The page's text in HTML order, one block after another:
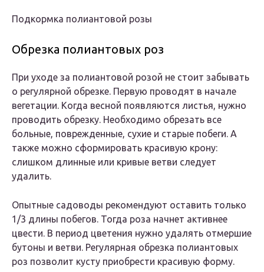
Подкормка полиантовой розы
Обрезка полиантовых роз
При уходе за полиантовой розой не стоит забывать
о регулярной обрезке. Первую проводят в начале
вегетации. Когда весной появляются листья, нужно
проводить обрезку. Необходимо обрезать все
больные, поврежденные, сухие и старые побеги. А
также можно сформировать красивую крону:
слишком длинные или кривые ветви следует
удалить.
Опытные садоводы рекомендуют оставить только
1/3 длины побегов. Тогда роза начнет активнее
цвести. В период цветения нужно удалять отмершие
бутоны и ветви. Регулярная обрезка полиантовых
роз позволит кусту приобрести красивую форму.